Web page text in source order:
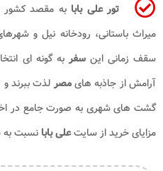
تور علی بابابه مقصد کشور
میراث باستانی، رودخانه نیل و
سقف زمانی اینسفربه گونه ای
آرامش از جاذبه هایمصرلذت ببرند
گشت های شهری به صورت جامع در
مزایای خرید از سایتعلی بابا نسبت به